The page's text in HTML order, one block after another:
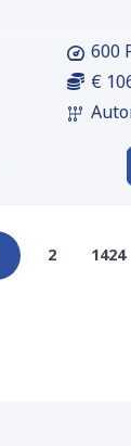
600
€
2 1424